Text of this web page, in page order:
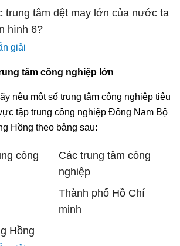
trung tâm dệt may lớn của nước ta
hình 6?
giải
tâm công nghiệp lớn
nêu một số trung tâm công nghiệp tiêu
tập trung công nghiệp Đông Nam Bộ
Hồng theo bảng sau:
công
Các trung tâm công
nghiệp
Thành phố Hồ Chí
minh
Hồng